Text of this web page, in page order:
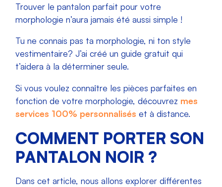
Trouver le pantalon parfait pour votre
morphologie n’aura jamais été aussi simple !
Tu ne connais pas ta morphologie, ni ton style
vestimentaire? J’ai créé un guide gratuit qui
t’aidera à la déterminer seule.
Si vous voulez connaître les pièces parfaites en
fonction de votre morphologie, découvrez mes
services 100% personnalisés et à distance.
COMMENT PORTER SON
PANTALON NOIR ?
Dans cet article, nous allons explorer différentes